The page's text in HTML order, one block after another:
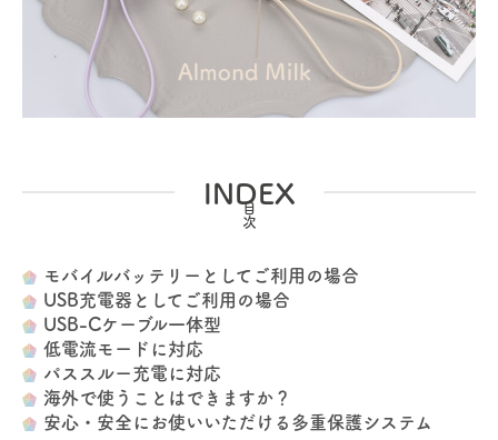
INDEX
モバイルバッテリーとしてご利用の場合
USB充電器としてご利用の場合
USB-Cケーブル一体型
低電流モードに対応
パススルー充電に対応
海外で使うことはできますか？
安心・安全にお使いいただける多重保護システム